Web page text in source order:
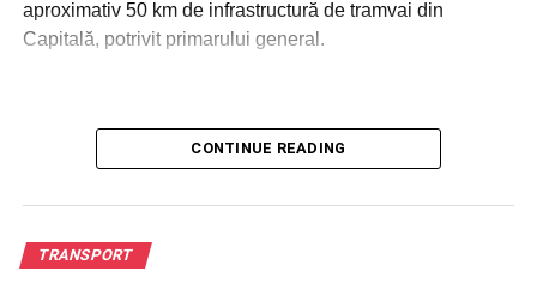
aproximativ 50 km de infrastructură de tramvai din
Capitală, potrivit primarului general.
Porr Construct este firma căreia i-a fost atribuit contractul
de reabilitare al liniilor de tramvai, conform
reprezentanților Municipalității, citați de Club Feroviar.
Subcontractanți declarați sunt firmele IMSAT, Elektra
CONTINUE READING
TRANSPORT